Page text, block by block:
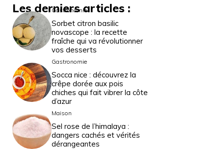
Les derniers articles :
Gastronomie
Sorbet citron basilic
novascope : la recette
fraîche qui va révolutionner
vos desserts
Gastronomie
Socca nice : découvrez la
crêpe dorée aux pois
chiches qui fait vibrer la côte
d’azur
Maison
Sel rose de l’himalaya :
dangers cachés et vérités
dérangeantes